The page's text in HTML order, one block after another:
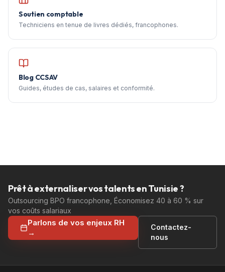
Soutien comptable
Techniciens en tenue de livres dédiés, francophones.
Blog CCSAV
Guides, études de cas, salaires et conformité.
Prêt à externaliser vos talents en Tunisie ?
Outsourcing BPO francophone, Économisez 40 à 60 % sur
vos coûts salariaux
Parlons de vos enjeux RH
→
Contactez-
nous